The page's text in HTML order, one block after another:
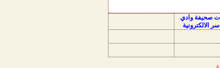
صحيفة وادي
الالكترونية